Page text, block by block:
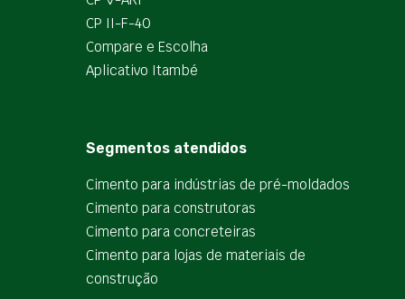
CP II-F-40
Compare e Escolha
Aplicativo Itambé
Segmentos atendidos
Cimento para indústrias de pré-moldados
Cimento para construtoras
Cimento para concreteiras
Cimento para lojas de materiais de
construção